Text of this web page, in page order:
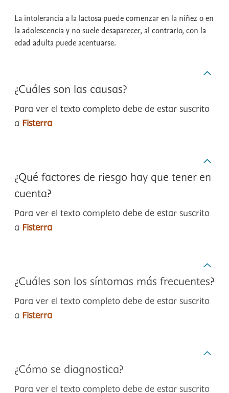
La intolerancia a la lactosa puede comenzar en la niñez o en
la adolescencia y no suele desaparecer, al contrario, con la
edad adulta puede acentuarse.
¿Cuáles son las causas?
Para ver el texto completo debe de estar suscrito
a Fisterra
¿Qué factores de riesgo hay que tener en
cuenta?
Para ver el texto completo debe de estar suscrito
a Fisterra
¿Cuáles son los síntomas más frecuentes?
Para ver el texto completo debe de estar suscrito
a Fisterra
¿Cómo se diagnostica?
Para ver el texto completo debe de estar suscrito